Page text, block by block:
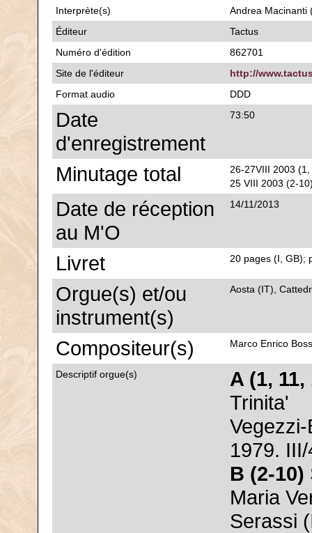
Interprète(s)
Andrea Macinanti
Éditeur
Tactus
Numéro d'édition
862701
Site de l'éditeur
http://
Format audio
DDD
Date
d'enregistrement
73:50
Minutage total
26-27VIII 2003
25 VIII 2003 (2-
Date de réception
au M'O
14/11/2013
Livret 20 pages (I, GB);
Orgue(s) et/ou
instrument(s)
Aosta (IT),
Compositeur(s) Marco Enrico
Descriptif orgue(s)
A (1, 11,
Trinita'
1979.
B (2-10)
Maria
Serassi